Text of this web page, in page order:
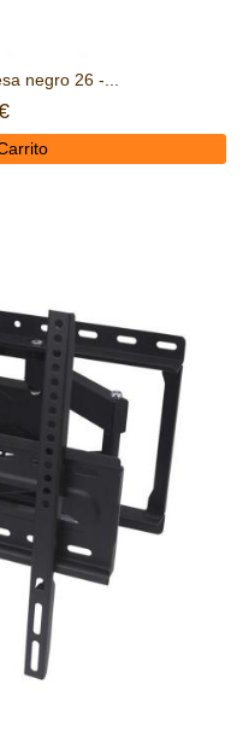
negro 26 -...